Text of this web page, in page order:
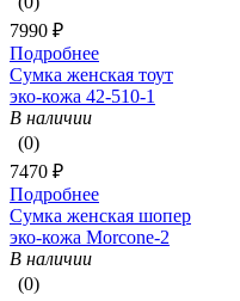
7990 ₽
Подробнее
Сумка женская тоут
эко-кожа 42-510-1
В наличии
(0)
7470 ₽
Подробнее
Сумка женская шопер
эко-кожа Morcone-2
В наличии
(0)